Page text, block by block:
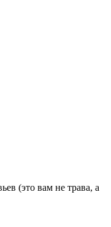
(это вам не трава, а